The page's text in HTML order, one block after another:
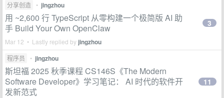
分享创造 • jingzhou
用 ~2,600 行 TypeScript 从零构建一个极简版 AI 助
手 Build Your Own OpenClaw
Mar 12 • Lastly replied by jingzhou
3
程序员 • jingzhou
斯坦福 2025 秋季课程 CS146S《The Modern
Software Developer》学习笔记： AI 时代的软件开
发新范式
11